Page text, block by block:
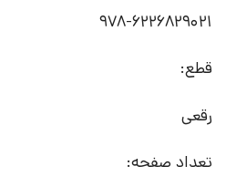
978-6226829021
قطع:
رقعی
تعداد صفحه: